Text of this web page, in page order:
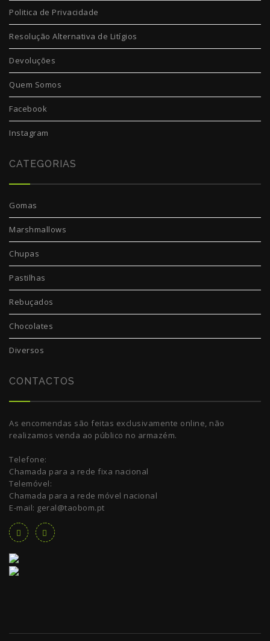
Politica de Privacidade
Resolução Alternativa de Litígios
Devoluções
Quem Somos
Facebook
Instagram
CATEGORIAS
Gomas
Marshmallows
Chupas
Pastilhas
Rebuçados
Chocolates
Diversos
CONTACTOS
As encomendas são feitas exclusivamente online, não
realizamos venda ao público no armazém.
Telefone:
Chamada para a rede fixa nacional
Telemóvel:
Chamada para a rede móvel nacional
E-mail: geral@taobom.pt